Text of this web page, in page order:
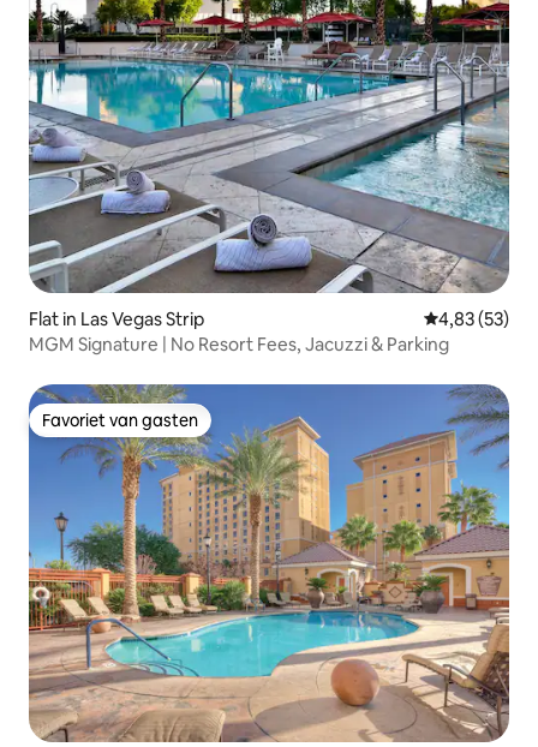
Flat in Las Vegas Strip Gemiddelde
4,83 (53)
MGM Signature | No Resort Fees, Jacuzzi & Parking
Favoriet van gasten
Favoriet van gasten